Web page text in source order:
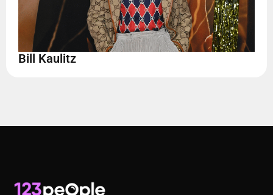
Bill Kaulitz